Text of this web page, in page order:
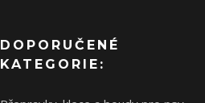
DOPORUČENÉ
KATEGORIE: